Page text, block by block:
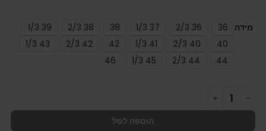
מידה 36
36 2/3
37 1/3
38
38 2/3
39 1/3
40
40 2/3
41 1/3
42
42 2/3
43 1/3
44
44 2/3
45 1/3
46
הוספה לסל